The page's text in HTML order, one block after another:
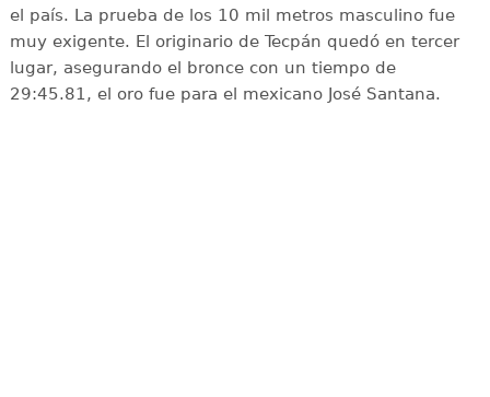
el país. La prueba de los 10 mil metros masculino fue
muy exigente. El originario de Tecpán quedó en tercer
lugar, asegurando el bronce con un tiempo de
29:45.81, el oro fue para el mexicano José Santana.